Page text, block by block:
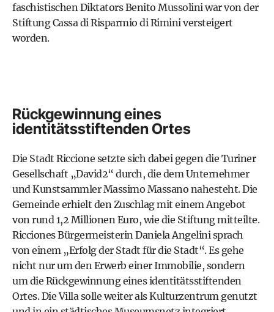
faschistischen Diktators Benito Mussolini war von der
Stiftung Cassa di Risparmio di Rimini versteigert
worden.
Rückgewinnung eines
identitätsstiftenden Ortes
Die Stadt Riccione setzte sich dabei gegen die Turiner
Gesellschaft „David2“ durch, die dem Unternehmer
und Kunstsammler Massimo Massano nahesteht. Die
Gemeinde erhielt den Zuschlag mit einem Angebot
von rund 1,2 Millionen Euro, wie die Stiftung mitteilte.
Ricciones Bürgermeisterin Daniela Angelini sprach
von einem „Erfolg der Stadt für die Stadt“. Es gehe
nicht nur um den Erwerb einer Immobilie, sondern
um die Rückgewinnung eines identitätsstiftenden
Ortes. Die Villa solle weiter als Kulturzentrum genutzt